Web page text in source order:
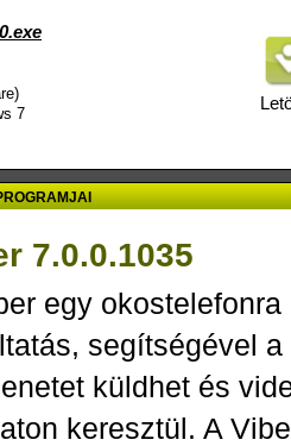
7
7.0.0.1035
egy
segítségével
küldhet és
keresztül. A